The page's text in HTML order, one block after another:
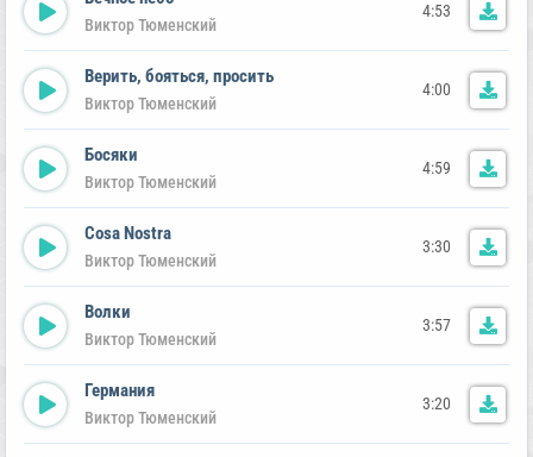
Виктор Тюменский
4:53
Верить, бояться, просить
Виктор Тюменский
4:00
Босяки
Виктор Тюменский
4:59
Cosa Nostra
Виктор Тюменский
3:30
Волки
Виктор Тюменский
3:57
Германия
Виктор Тюменский
3:20